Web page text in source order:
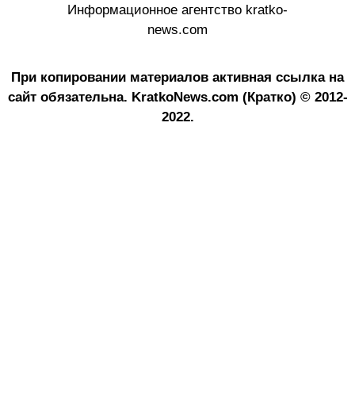
Информационное агентство kratko-
news.com
При копировании материалов активная ссылка на
сайт обязательна. KratkoNews.com (Кратко) © 2012-
2022.